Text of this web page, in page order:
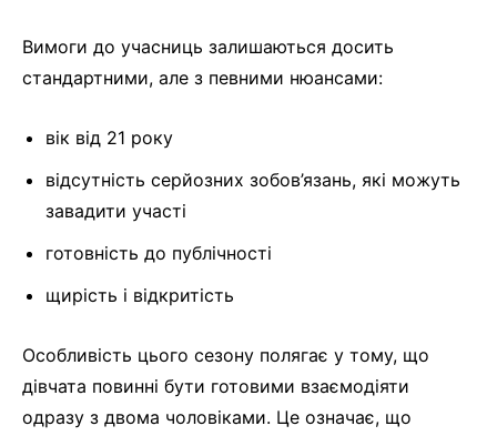
Вимоги до учасниць залишаються досить
стандартними, але з певними нюансами:
вік від 21 року
відсутність серйозних зобов’язань, які можуть
завадити участі
готовність до публічності
щирість і відкритість
Особливість цього сезону полягає у тому, що
дівчата повинні бути готовими взаємодіяти
одразу з двома чоловіками. Це означає, що